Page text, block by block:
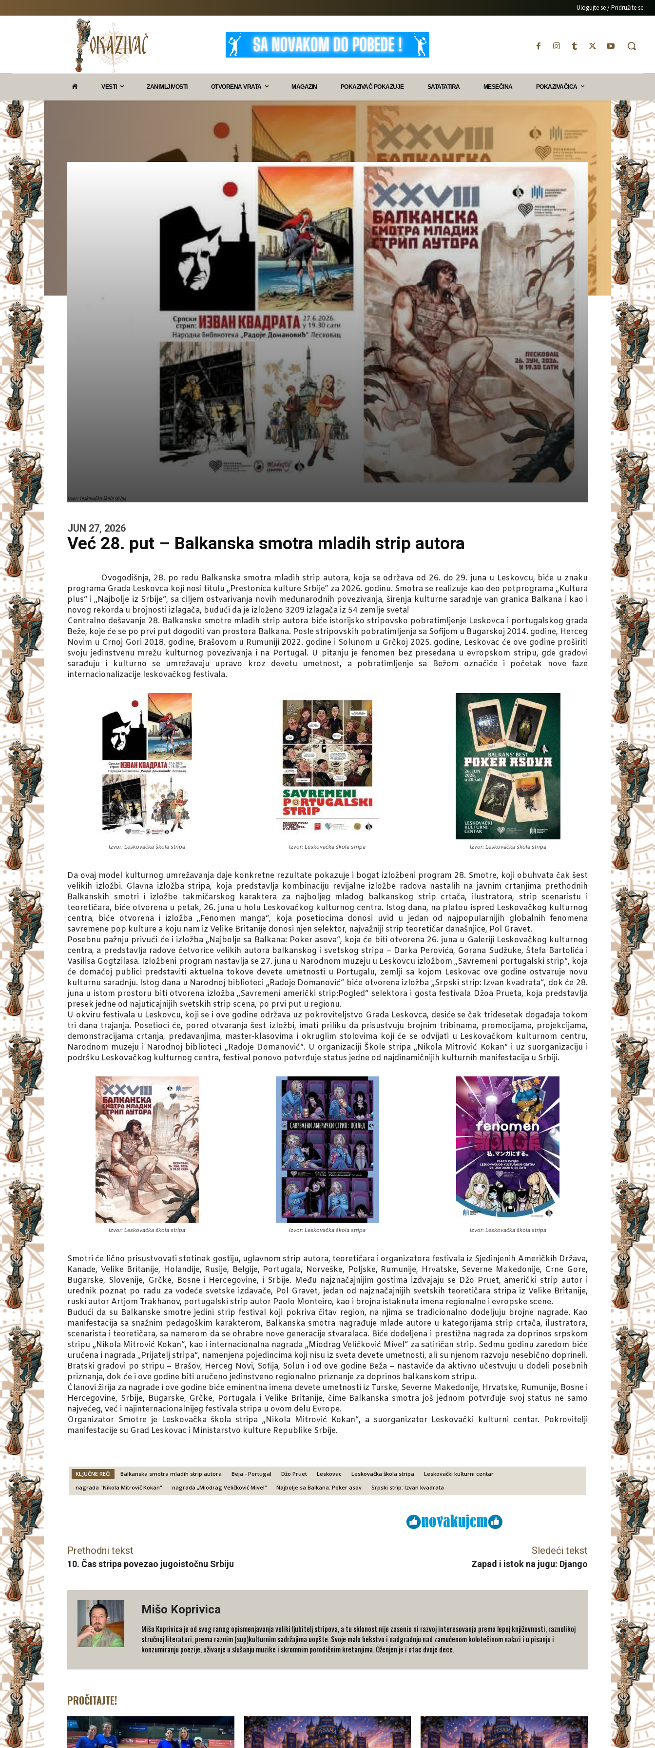
Ulogujte se / Pridružite se
VESTI ZANIMLJIVOSTI OTVORENA VRATA MAGAZIN POKAZIVAČ POKAZUJE SATATATIRA MESEČINA POKAZIVAČICA
Izvor: Leskovačka škola stripa
JUN 27, 2026
Već 28. put – Balkanska smotra mladih strip autora
Ovogodišnja, 28. po redu Balkanska smotra mladih strip autora, koja se održava od 26. do 29. juna u Leskovcu, biće u znaku
programa Grada Leskovca koji nosi titulu „Prestonica kulture Srbije” za 2026. godinu. Smotra se realizuje kao deo potprograma „Kultura
plus“ i „Najbolje iz Srbije“, sa ciljem ostvarivanja novih međunarodnih povezivanja, širenja kulturne saradnje van granica Balkana i kao i
novog rekorda u brojnosti izlagača, budući da je izloženo 3209 izlagača iz 54 zemlje sveta!
Centralno dešavanje 28. Balkanske smotre mladih strip autora biće istorijsko stripovsko pobratimljenje Leskovca i portugalskog grada
Beže, koje će se po prvi put dogoditi van prostora Balkana. Posle stripovskih pobratimljenja sa Sofijom u Bugarskoj 2014. godine, Herceg
Novim u Crnoj Gori 2018. godine, Brašovom u Rumuniji 2022. godine i Solunom u Grčkoj 2025. godine, Leskovac će ove godine proširiti
svoju jedinstvenu mrežu kulturnog povezivanja i na Portugal. U pitanju je fenomen bez presedana u evropskom stripu, gde gradovi
sarađuju i kulturno se umrežavaju upravo kroz devetu umetnost, a pobratimljenje sa Bežom označiće i početak nove faze
internacionalizacije leskovačkog festivala.
Izvor: Leskovačka škola stripa Izvor: Leskovačka škola stripa Izvor: Leskovačka škola stripa
Da ovaj model kulturnog umrežavanja daje konkretne rezultate pokazuje i bogat izložbeni program 28. Smotre, koji obuhvata čak šest
velikih izložbi. Glavna izložba stripa, koja predstavlja kombinaciju revijalne izložbe radova nastalih na javnim crtanjima prethodnih
Balkanskih smotri i izložbe takmičarskog karaktera za najboljeg mladog balkanskog strip crtača, ilustratora, strip scenaristu i
teoretičara, biće otvorena u petak, 26. juna u holu Leskovačkog kulturnog centra. Istog dana, na platou ispred Leskovačkog kulturnog
centra, biće otvorena i izložba „Fenomen manga“, koja posetiocima donosi uvid u jedan od najpopularnijih globalnih fenomena
savremene pop kulture a koju nam iz Velike Britanije donosi njen selektor, najvažniji strip teoretičar današnjice, Pol Gravet.
Posebnu pažnju privući će i izložba „Najbolje sa Balkana: Poker asova“, koja će biti otvorena 26. juna u Galeriji Leskovačkog kulturnog
centra, a predstavlja radove četvorice velikih autora balkanskog i svetskog stripa – Darka Perovića, Gorana Sudžuke, Štefa Bartolića i
Vasilisa Gogtzilasa. Izložbeni program nastavlja se 27. juna u Narodnom muzeju u Leskovcu izložbom „Savremeni portugalski strip“, koja
će domaćoj publici predstaviti aktuelna tokove devete umetnosti u Portugalu, zemlji sa kojom Leskovac ove godine ostvaruje novu
kulturnu saradnju. Istog dana u Narodnoj biblioteci „Radoje Domanović“ biće otvorena izložba „Srpski strip: Izvan kvadrata“, dok će 28.
juna u istom prostoru biti otvorena izložba „Savremeni američki strip:Pogled“ selektora i gosta festivala Džoa Prueta, koja predstavlja
presek jedne od najuticajnijih svetskih strip scena, po prvi put u regionu.
U okviru festivala u Leskovcu, koji se i ove godine održava uz pokroviteljstvo Grada Leskovca, desiće se čak tridesetak događaja tokom
tri dana trajanja. Posetioci će, pored otvaranja šest izložbi, imati priliku da prisustvuju brojnim tribinama, promocijama, projekcijama,
demonstracijama crtanja, predavanjima, master-klasovima i okruglim stolovima koji će se odvijati u Leskovačkom kulturnom centru,
Narodnom muzeju i Narodnoj biblioteci „Radoje Domanović“. U organizaciji Škole stripa „Nikola Mitrović Kokan“ i uz suorganizaciju i
podršku Leskovačkog kulturnog centra, festival ponovo potvrđuje status jedne od najdinamičnijih kulturnih manifestacija u Srbiji.
Izvor: Leskovačka škola stripa Izvor: Leskovačka škola stripa Izvor: Leskovačka škola stripa
Smotri će lično prisustvovati stotinak gostiju, uglavnom strip autora, teoretičara i organizatora festivala iz Sjedinjenih Američkih Država,
Kanade, Velike Britanije, Holandije, Rusije, Belgije, Portugala, Norveške, Poljske, Rumunije, Hrvatske, Severne Makedonije, Crne Gore,
Bugarske, Slovenije, Grčke, Bosne i Hercegovine, i Srbije. Među najznačajnijim gostima izdvajaju se Džo Pruet, američki strip autor i
urednik poznat po radu za vodeće svetske izdavače, Pol Gravet, jedan od najznačajnijih svetskih teoretičara stripa iz Velike Britanije,
ruski autor Artjom Trakhanov, portugalski strip autor Paolo Monteiro, kao i brojna istaknuta imena regionalne i evropske scene.
Budući da su Balkanske smotre jedini strip festival koji pokriva čitav region, na njima se tradicionalno dodeljuju brojne nagrade. Kao
manifestacija sa snažnim pedagoškim karakterom, Balkanska smotra nagrađuje mlade autore u kategorijama strip crtača, ilustratora,
scenarista i teoretičara, sa namerom da se ohrabre nove generacije stvaralaca. Biće dodeljena i prestižna nagrada za doprinos srpskom
stripu „Nikola Mitrović Kokan“, kao i internacionalna nagrada „Miodrag Veličković Mivel“ za satiričan strip. Sedmu godinu zaredom biće
uručena i nagrada „Prijatelj stripa“, namenjena pojedincima koji nisu iz sveta devete umetnosti, ali su njenom razvoju nesebično doprineli.
Bratski gradovi po stripu – Brašov, Herceg Novi, Sofija, Solun i od ove godine Beža – nastaviće da aktivno učestvuju u dodeli posebnih
priznanja, dok će i ove godine biti uručeno jedinstveno regionalno priznanje za doprinos balkanskom stripu.
Članovi žirija za nagrade i ove godine biće eminentna imena devete umetnosti iz Turske, Severne Makedonije, Hrvatske, Rumunije, Bosne i
Hercegovine, Srbije, Bugarske, Grčke, Portugala i Velike Britanije, čime Balkanska smotra još jednom potvrđuje svoj status ne samo
najvećeg, već i najinternacionalnijeg festivala stripa u ovom delu Evrope.
Organizator Smotre je Leskovačka škola stripa „Nikola Mitrović Kokan“, a suorganizator Leskovački kulturni centar. Pokrovitelji
manifestacije su Grad Leskovac i Ministarstvo kulture Republike Srbije.
KLJUČNE REČI Balkanska smotra mladih strip autora Beja - Portugal Džo Pruet Leskovac Leskovačka škola stripa
Leskovački kulturni centar
nagrada "Nikola Mitrovič Kokan"
nagrada „Miodrag Veličković Mivel“ Najbolje sa Balkana: Poker asov Srpski strip: Izvan kvadrata
Prethodni tekst
10. Čas stripa povezao jugoistočnu Srbiju
Sledeći tekst
Zapad i istok na jugu: Django
Mišo Koprivica
Mišo Koprivica je od svog ranog opismenjavanja veliki ljubitelj stripova, a tu sklonost nije zasenio ni razvoj interesovanja prema lepoj književnosti, raznolikoj
stručnoj literaturi, prema raznim (sup)kulturnim sadržajima uopšte. Svoje malo bekstvo i nadgradnju nad zamućenom kolotečinom nalazi i u pisanju i
konzumiranju poezije, uživanje u slušanju muzike i skromnim porodičnim kretanjima. Oženjen je i otac dvoje dece.
PROČITAJTE!